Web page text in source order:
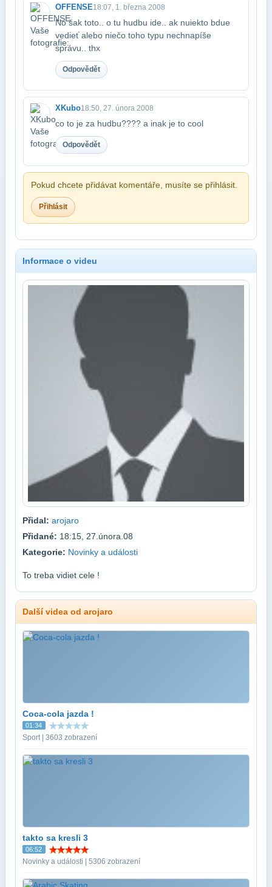
OFFENSE18:07, 1. března 2008
No šak toto.. o tu hudbu ide.. ak nuiekto bdue
vedieť alebo niečo toho typu nech​napíše
správu.. thx
Odpovědět
XKubo18:50, 27. února 2008
co to je za hudbu???? a inak je to cool
Odpovědět
Pokud chcete přidávat komentáře, musíte se přihlásit.
Přihlásit
Informace o videu
Přidal: arojaro
Přidané: 18:15, 27.února.08
Kategorie: Novinky a události
To treba vidiet cele !
Další videa od arojaro
Coca-cola jazda !
01:34
Sport | 3603 zobrazení
takto sa kresli 3
06:52
Novinky a události | 5306 zobrazení